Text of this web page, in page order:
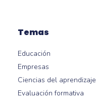
Temas
Educación
Empresas
Ciencias del aprendizaje
Evaluación formativa